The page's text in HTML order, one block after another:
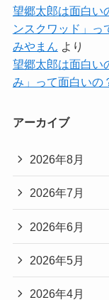
望郷太郎は面白い
ンスクワッド」っ
みやまん より
望郷太郎は面白い
み」って面白いの
アーカイブ
2026年8月
2026年7月
2026年6月
2026年5月
2026年4月